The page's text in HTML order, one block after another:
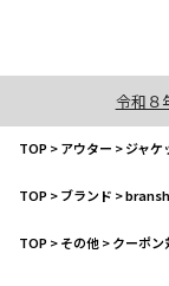
令和８
TOP>アウター >ジャケ
TOP>ブランド >
TOP>その他>クーポン